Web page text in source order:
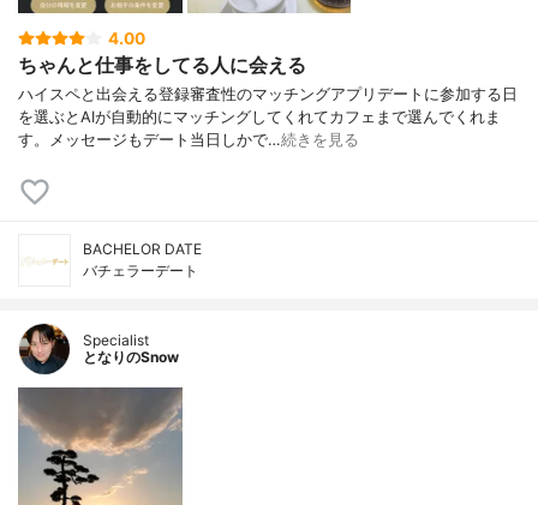
4.00
ちゃんと仕事をしてる人に会える
ハイスペと出会える登録審査性のマッチングアプリデートに参加する日
を選ぶとAIが自動的にマッチングしてくれてカフェまで選んでくれま
す。メッセージもデート当日しかで…続きを見る
BACHELOR DATE
バチェラーデート
Specialist
となりのSnow